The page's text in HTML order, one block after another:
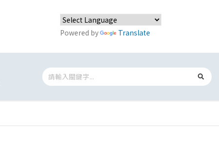
Powered by Translate